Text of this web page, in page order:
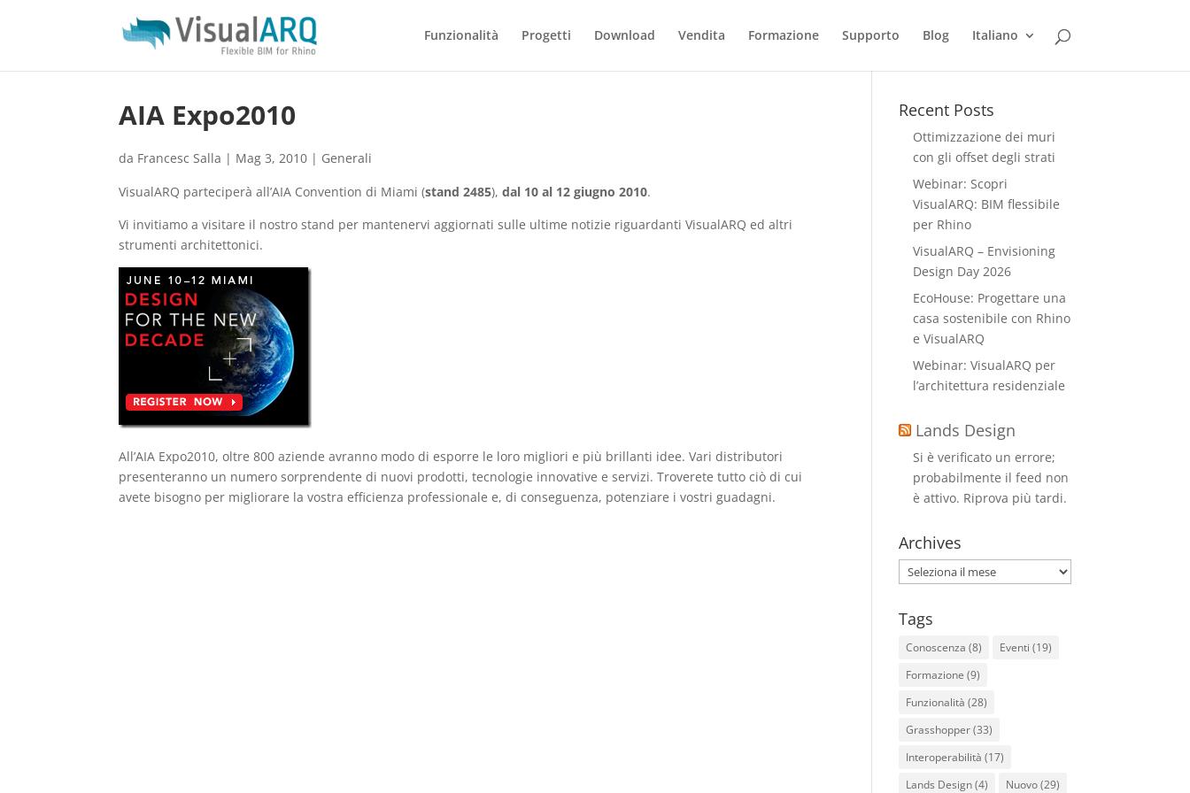
Funzionalità Progetti Download Vendita Formazione Supporto Blog Italiano
AIA Expo2010
da Francesc Salla | Mag 3, 2010 | Generali
VisualARQ parteciperà all’AIA Convention di Miami (stand 2485),dal 10 al 12 giugno 2010.
Vi invitiamo a visitare il nostro stand per mantenervi aggiornati sulle ultime notizie riguardanti VisualARQ ed altri
strumenti architettonici.
All’AIA Expo2010, oltre 800 aziende avranno modo di esporre le loro migliori e più brillanti idee. Vari distributori
presenteranno un numero sorprendente di nuovi prodotti, tecnologie innovative e servizi. Troverete tutto ciò di cui
avete bisogno per migliorare la vostra efficienza professionale e, di conseguenza, potenziare i vostri guadagni.
Recent Posts
Ottimizzazione dei muri
con gli offset degli strati
Webinar: Scopri
VisualARQ: BIM flessibile
per Rhino
VisualARQ – Envisioning
Design Day 2026
EcoHouse: Progettare una
casa sostenibile con Rhino
e VisualARQ
Webinar: VisualARQ per
l’architettura residenziale
Lands Design
Si è verificato un errore;
probabilmente il feed non
è attivo. Riprova più tardi.
Archives
Archives
Tags
Conoscenza (8) Eventi (19)
Formazione (9)
Funzionalità (28)
Grasshopper(33)
Interoperabilità (17)
Lands Design(4) Nuovo(29)